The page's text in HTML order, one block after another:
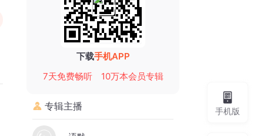
下载手机APP
7天免费畅听
10万本会员专辑
专辑主播 手机版